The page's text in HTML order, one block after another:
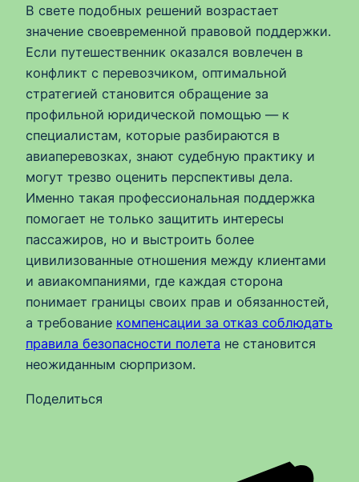
В свете подобных решений возрастает
значение своевременной правовой поддержки.
Если путешественник оказался вовлечен в
конфликт с перевозчиком, оптимальной
стратегией становится обращение за
профильной юридической помощью — к
специалистам, которые разбираются в
авиаперевозках, знают судебную практику и
могут трезво оценить перспективы дела.
Именно такая профессиональная поддержка
помогает не только защитить интересы
пассажиров, но и выстроить более
цивилизованные отношения между клиентами
и авиакомпаниями, где каждая сторона
понимает границы своих прав и обязанностей,
а требование компенсации за отказ соблюдать
правила безопасности полета не становится
неожиданным сюрпризом.
Поделиться